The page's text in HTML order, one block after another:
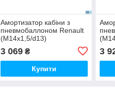
Амортизатор кабіни з
пневмобаллоном Renault
(M14x1,5/d13)
3 069₴
Купити
3